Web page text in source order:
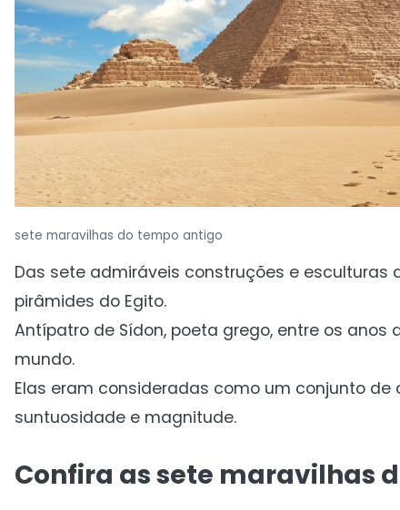
sete maravilhas do tempo antigo
Das sete admiráveis construções e
pirâmides do Egito.
Antípatro de Sídon, poeta grego, entre os anos
mundo.
Elas eram consideradas como um conjunto
suntuosidade e magnitude.
Confira as sete maravilhas